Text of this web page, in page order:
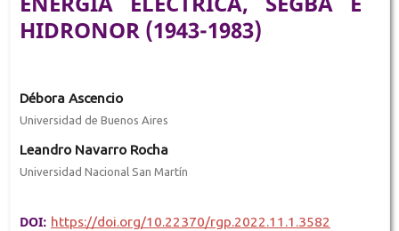
HIDRONOR (1943-1983)
Débora Ascencio
Universidad de Buenos Aires
Leandro Navarro Rocha
Universidad Nacional San Martín
DOI: https://doi.org/10.22370/rgp.2022.11.1.3582